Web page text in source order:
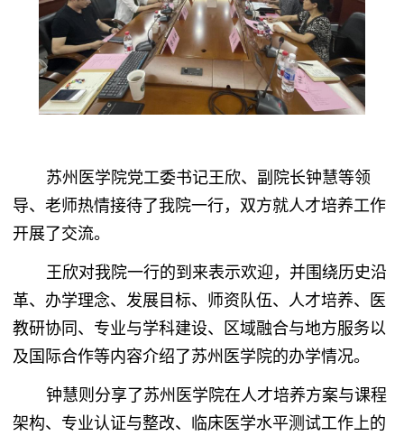
苏州医学院党工委书记王欣、副院长钟慧等领
导、老师热情接待了我院一行，双方就人才培养工作
开展了交流。
王欣对我院一行的到来表示欢迎，并围绕历史沿
革、办学理念、发展目标、师资队伍、人才培养、医
教研协同、专业与学科建设、区域融合与地方服务以
及国际合作等内容介绍了苏州医学院的办学情况。
钟慧则分享了苏州医学院在人才培养方案与课程
架构、专业认证与整改、临床医学水平测试工作上的